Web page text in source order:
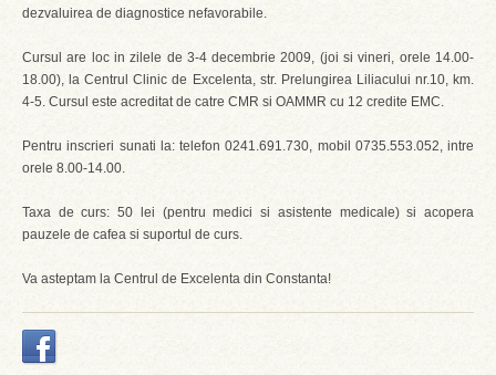
dezvaluirea de diagnostice nefavorabile.
Cursul are loc in zilele de 3-4 decembrie 2009, (joi si vineri, orele 14.00-
18.00), la Centrul Clinic de Excelenta, str. Prelungirea Liliacului nr.10, km.
4-5. Cursul este acreditat de catre CMR si OAMMR cu 12 credite EMC.
Pentru inscrieri sunati la: telefon 0241.691.730, mobil 0735.553.052, intre
orele 8.00-14.00.
Taxa de curs: 50 lei (pentru medici si asistente medicale) si acopera
pauzele de cafea si suportul de curs.
Va asteptam la Centrul de Excelenta din Constanta!